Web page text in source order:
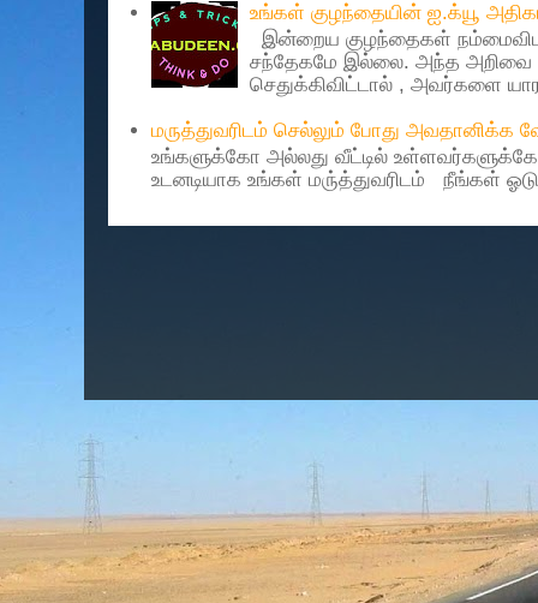
உங்கள் குழந்தையின் ஐ.க்யூ
இன்றைய குழந்தைகள்
சந்தேகமே இல்லை. அந்த
செதுக்கிவிட்டால் , அவர்களை
மருத்துவரிடம் செல்லும் போது அவதானிக்க
உங்களுக்கோ அல்லது வீட்டில்
உடனடியாக உங்கள் மரு்த்துவரிடம் நீங்கள்